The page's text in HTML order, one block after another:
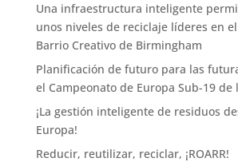
Una infraestructura inteligente
unos niveles de reciclaje líderes en
Barrio Creativo de Birmingham
Planificación de futuro para las
el Campeonato de Europa Sub-19 de
¡La gestión inteligente de residuos
Europa!
Reducir, reutilizar, reciclar, ¡ROARR!